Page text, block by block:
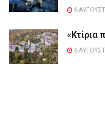
6
«Κτίρια
6